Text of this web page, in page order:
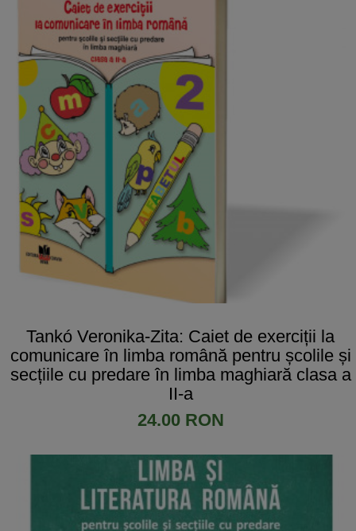
​Tankó Veronika-Zita: Caiet de exerciții la
comunicare în limba română pentru școlile și
secțiile cu predare în limba maghiară clasa a
II-a
24.00 RON